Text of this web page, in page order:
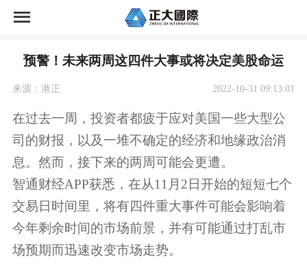
正大国际期货荣誉
资讯中心
市场交易
关于公司
预警！未来两周这四件大事或将决定美股命运
来源：港正 2022-10-31 09:13:01
在过去一周，投资者都疲于应对美国一些大型公
司的财报，以及一堆不确定的经济和地缘政治消
息。然而，接下来的两周可能会更遭。
智通财经APP获悉，在从11月2日开始的短短七个
交易日时间里，将有四件重大事件可能会影响着
今年剩余时间的市场前景，并有可能通过打乱市
场预期而迅速改变市场走势。